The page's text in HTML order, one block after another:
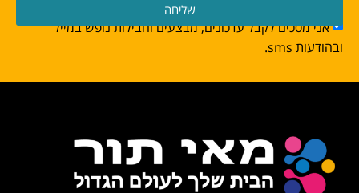
אני מסכים לקבל עדכונים, מבצעים וחבילות נופש במייל
ובהודעות sms.
שליחה